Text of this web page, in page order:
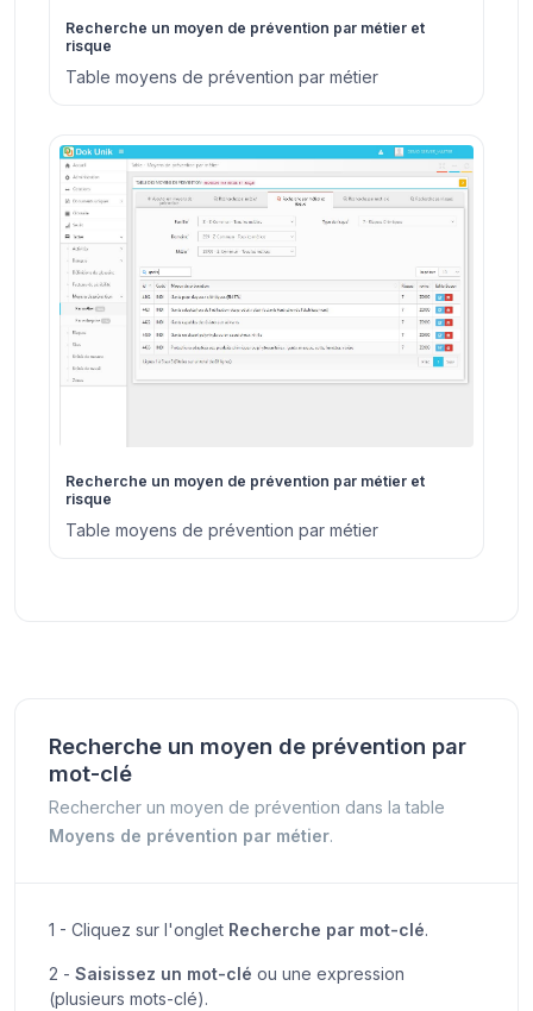
Recherche un moyen de prévention par métier et
risque
Table moyens de prévention par métier
Recherche un moyen de prévention par métier et
risque
Table moyens de prévention par métier
Recherche un moyen de prévention par
mot-clé
Rechercher un moyen de prévention dans la table
Moyens de prévention par métier.
1 - Cliquez sur l'onglet Recherche par mot-clé.
2 - Saisissez un mot-clé ou une expression
(plusieurs mots-clé).